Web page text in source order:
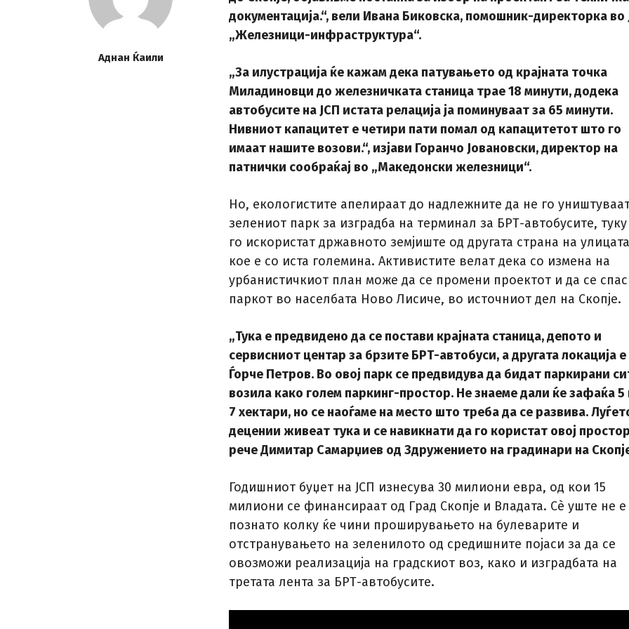
Аднан Ќаили
документација.“, вели Ивана Биковска, помошник-директорка во
„Железници-инфраструктура“.
„За илустрација ќе кажам дека патувањето од крајната точка
Миладиновци до железничката станица трае 18 минути, додека
автобусите на ЈСП истата релација ја поминуваат за 65 минути.
Нивниот капацитет е четири пати помал од капацитетот што го
имаат нашите возови.“, изјави Горанчо Јовановски, директор на
патнички сообраќај во „Македонски железници“.
Но, екологистите апелираат до надлежните да не го
зелениот парк за изградба на терминал за БРТ-автобусите, туку
го искористат државното земјиште од другата страна на
кое е со иста големина. Активистите велат дека со измена на
урбанистичкиот план може да се промени проектот и да се
паркот во населбата Ново Лисиче, во источниот дел на Скопје.
„Тука е предвидено да се постави крајната станица, депото и
сервисниот центар за брзите БРТ-автобуси, а другата локација е
Ѓорче Петров. Во овој парк се предвидува да бидат паркирани
возила како голем паркинг-простор. Не знаеме дали ќе зафаќа 5
7 хектари, но се наоѓаме на место што треба да се развива.
децении живеат тука и се навикнати да го користат овој
рече Димитар Самарџиев од Здружението на градинари на
Годишниот буџет на ЈСП изнесува 30 милиони евра, од кои 15
милиони се финансираат од Град Скопје и Владата. Сѐ уште не е
познато колку ќе чини проширувањето на булеварите и
отстранувањето на зеленилото од средишните појаси за да се
овозможи реализација на градскиот воз, како и изградбата на
третата лента за БРТ-автобусите.